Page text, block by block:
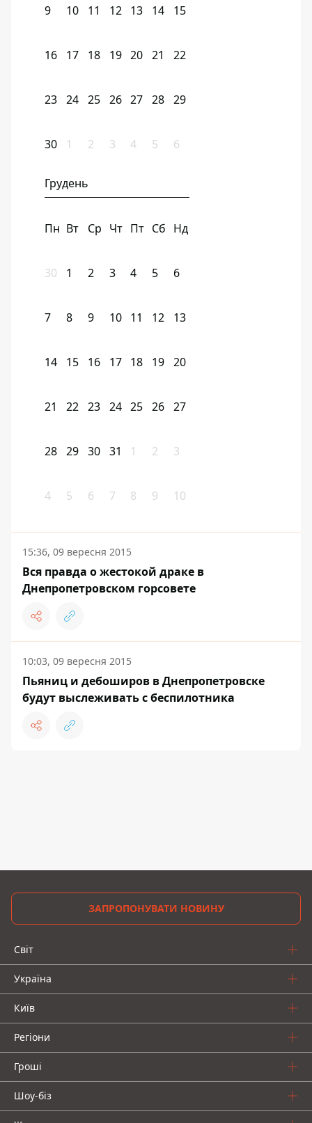
9 10 11 12 13 14 15
16 17 18 19 20 21 22
23 24 25 26 27 28 29
30 1 2 3 4 5 6
Грудень
Пн Вт Ср Чт Пт Сб Нд
30 1 2 3 4 5 6
7 8 9 10 11 12 13
14 15 16 17 18 19 20
21 22 23 24 25 26 27
28 29 30 31 1 2 3
4 5 6 7 8 9 10
15:36, 09 вересня 2015
Вся правда о жестокой драке в
Днепропетровском горсовете
10:03, 09 вересня 2015
Пьяниц и дебоширов в Днепропетровске
будут выслеживать с беспилотника
ЗАПРОПОНУВАТИ НОВИНУ
Світ
Україна
Київ
Регіони
Гроші
Шоу-біз